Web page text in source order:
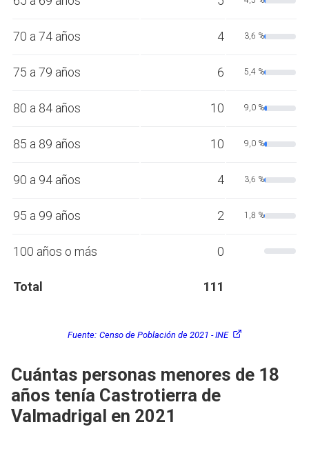
70 a 74 años 4 3,6 %
75 a 79 años 6 5,4 %
80 a 84 años 10 9,0 %
85 a 89 años 10 9,0 %
90 a 94 años 4 3,6 %
95 a 99 años 2 1,8 %
100 años o más 0
Total 111
Fuente: Censo de Población de 2021 - INE
Cuántas personas menores de 18
años tenía Castrotierra de
Valmadrigal en 2021